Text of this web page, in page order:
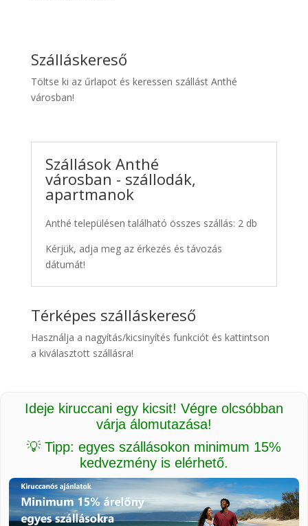
Szálláskereső
Töltse ki az űrlapot és keressen szállást Anthé
városban!
Szállások Anthé
városban - szállodák,
apartmanok
Anthé településen található összes szállás: 2 db
Kérjük, adja meg az érkezés és távozás
dátumát!
Térképes szálláskereső
Használja a nagyítás/kicsinyítés funkciót és kattintson
a kiválasztott szállásra!
Ideje kiruccani egy kicsit! Végre olcsóbban
várja álomutazása!
💡 Tipp: egyes szállásokon minimum 15%
kedvezmény is elérhető.